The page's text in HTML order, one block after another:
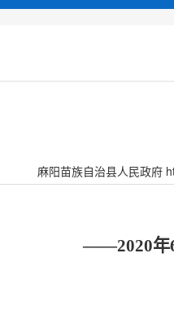
麻阳苗族自治县人民政府
——2020年